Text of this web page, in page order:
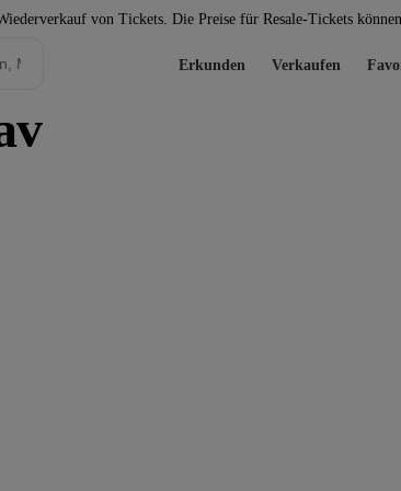
von Tickets. Die Preise für Resale-Tickets
Erkunden Verkaufen